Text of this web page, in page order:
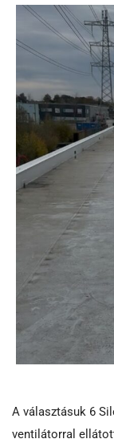
A választásuk 6
ventilátorral